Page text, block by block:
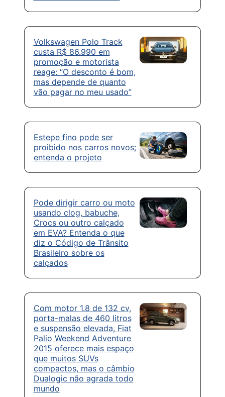
Volkswagen Polo Track
custa R$ 86.990 em
promoção e motorista
reage: “O desconto é bom,
mas depende de quanto
vão pagar no meu usado”
Estepe fino pode ser
proibido nos carros novos;
entenda o projeto
Pode dirigir carro ou moto
usando clog, babuche,
Crocs ou outro calçado
em EVA? Entenda o que
diz o Código de Trânsito
Brasileiro sobre os
calçados
Com motor 1.8 de 132 cv,
porta-malas de 460 litros
e suspensão elevada, Fiat
Palio Weekend Adventure
2015 oferece mais espaço
que muitos SUVs
compactos, mas o câmbio
Dualogic não agrada todo
mundo